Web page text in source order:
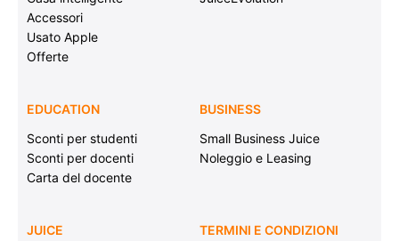
Accessori
Usato Apple
Offerte
EDUCATION
Sconti per studenti
Sconti per docenti
Carta del docente
BUSINESS
Small Business Juice
Noleggio e Leasing
JUICE
TERMINI E CONDIZIONI